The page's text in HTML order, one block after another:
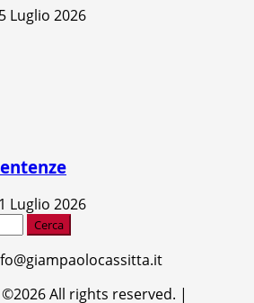
Luglio 2026
Luglio 2026
All rights reserved. |